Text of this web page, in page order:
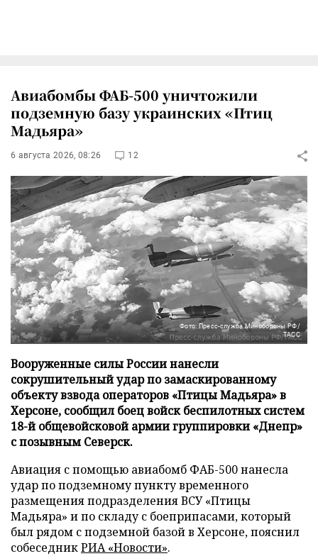
Авиабомбы ФАБ-500 уничтожили
подземную базу украинских «Птиц
Мадьяра»
6 августа 2026, 08:26 12
Фото: Пресс-служба Минобороны РФ/
ТАСС
Вооруженные силы России нанесли
сокрушительный удар по замаскированному
объекту взвода операторов «Птицы Мадьяра» в
Херсоне, сообщил боец войск беспилотных систем
18-й общевойсковой армии группировки «Днепр»
с позывным Северск.
Авиация с помощью авиабомб ФАБ-500 нанесла
удар по подземному пункту временного
размещения подразделения ВСУ «Птицы
Мадьяра» и по складу с боеприпасами, который
был рядом с подземной базой в Херсоне, пояснил
собеседникРИА «Новости».